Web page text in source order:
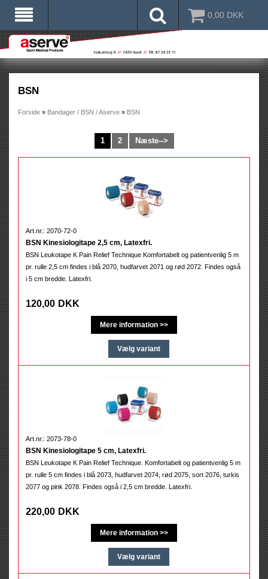
0,00 DKK
BSN
Forside » Bandager / BSN / Aserve » BSN
1 2 Næste-->
Art.nr.: 2070-72-0
BSN Kinesiologitape 2,5 cm, Latexfri.
BSN Leukotape K Pain Relief Technique Komfortabelt og patientvenlig 5 m
pr. rulle 2,5 cm findes i blå 2070, hudfarvet 2071 og rød 2072. Findes også
i 5 cm bredde. Latexfri.
120,00 DKK
Art.nr.: 2073-78-0
BSN Kinesiologitape 5 cm, Latexfri.
BSN Leukotape K Pain Relief Technique. Komfortabelt og patientvenlig 5 m
pr. rulle 5 cm findes i blå 2073, hudfarvet 2074, rød 2075, sort 2076, turkis
2077 og pink 2078. Findes også i 2,5 cm bredde. Latexfri.
220,00 DKK